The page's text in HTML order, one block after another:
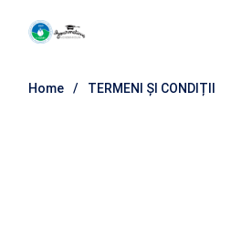
Home TERMENI ȘI CONDIȚII